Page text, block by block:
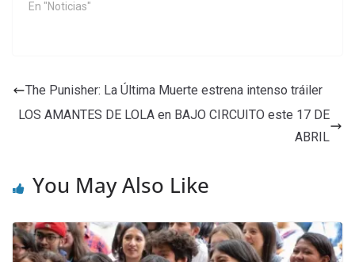
En "Noticias"
The Punisher: La Última Muerte estrena intenso tráiler
LOS AMANTES DE LOLA en BAJO CIRCUITO este 17 DE
ABRIL
You May Also Like